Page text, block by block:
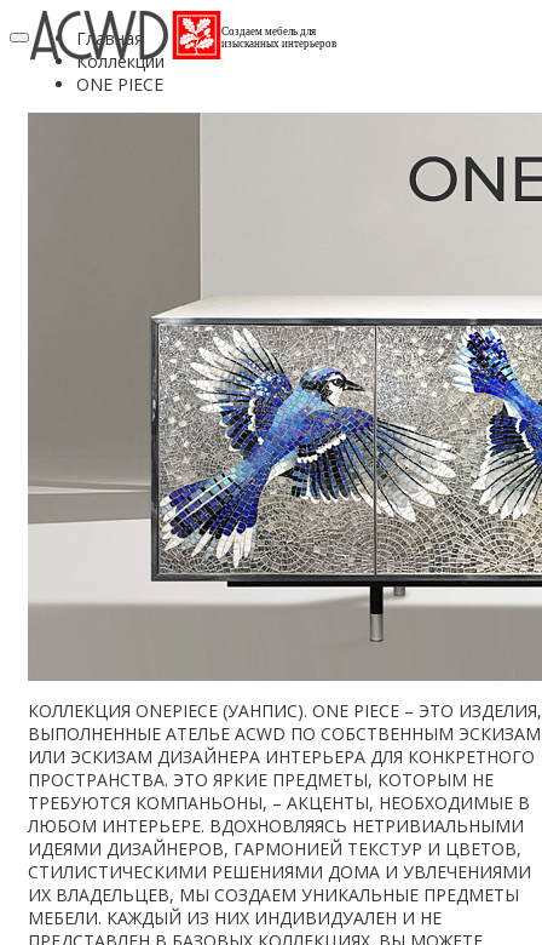
Создаем мебель для
изысканных интерьеров
Главная
Коллекции
ONE PIECE
КОЛЛЕКЦИЯ ONEPIECE (УАНПИС). ONE PIECE – ЭТО ИЗДЕЛИЯ,
ВЫПОЛНЕННЫЕ АТЕЛЬЕ ACWD ПО СОБСТВЕННЫМ ЭСКИЗАМ
ИЛИ ЭСКИЗАМ ДИЗАЙНЕРА ИНТЕРЬЕРА ДЛЯ КОНКРЕТНОГО
ПРОСТРАНСТВА. ЭТО ЯРКИЕ ПРЕДМЕТЫ, КОТОРЫМ НЕ
ТРЕБУЮТСЯ КОМПАНЬОНЫ, – АКЦЕНТЫ, НЕОБХОДИМЫЕ В
ЛЮБОМ ИНТЕРЬЕРЕ. ВДОХНОВЛЯЯСЬ НЕТРИВИАЛЬНЫМИ
ИДЕЯМИ ДИЗАЙНЕРОВ, ГАРМОНИЕЙ ТЕКСТУР И ЦВЕТОВ,
СТИЛИСТИЧЕСКИМИ РЕШЕНИЯМИ ДОМА И УВЛЕЧЕНИЯМИ
ИХ ВЛАДЕЛЬЦЕВ, МЫ СОЗДАЕМ УНИКАЛЬНЫЕ ПРЕДМЕТЫ
МЕБЕЛИ. КАЖДЫЙ ИЗ НИХ ИНДИВИДУАЛЕН И НЕ